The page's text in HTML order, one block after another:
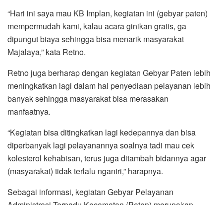
“Hari ini saya mau KB Implan, kegiatan ini (gebyar paten)
mempermudah kami, kalau acara ginikan gratis, ga
dipungut biaya sehingga bisa menarik masyarakat
Majalaya,” kata Retno.
Retno juga berharap dengan kegiatan Gebyar Paten lebih
meningkatkan lagi dalam hal penyediaan pelayanan lebih
banyak sehingga masyarakat bisa merasakan
manfaatnya.
“Kegiatan bisa ditingkatkan lagi kedepannya dan bisa
diperbanyak lagi pelayanannya soalnya tadi mau cek
kolesterol kehabisan, terus juga ditambah bidannya agar
(masyarakat) tidak terlalu ngantri,” harapnya.
Sebagai informasi, kegiatan Gebyar Pelayanan